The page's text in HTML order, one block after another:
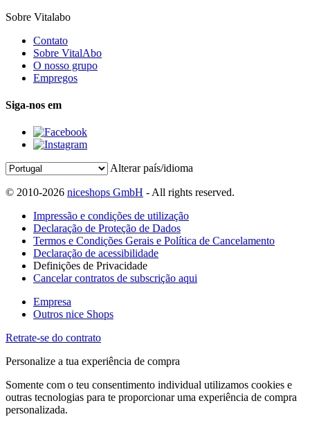
Sobre Vitalabo
Contato
Sobre VitalAbo
O nosso grupo
Empregos
Siga-nos em
Alterar país/idioma
© 2010-2026 niceshops GmbH - All rights reserved.
Impressão e condições de utilização
Declaração de Proteção de Dados
Termos e Condições Gerais e Política de Cancelamento
Declaração de acessibilidade
Definições de Privacidade
Cancelar contratos de subscrição aqui
Empresa
Outros nice Shops
Retrate-se do contrato
Personalize a tua experiência de compra
Somente com o teu consentimento individual utilizamos cookies e
outras tecnologias para te proporcionar uma experiência de compra
personalizada.